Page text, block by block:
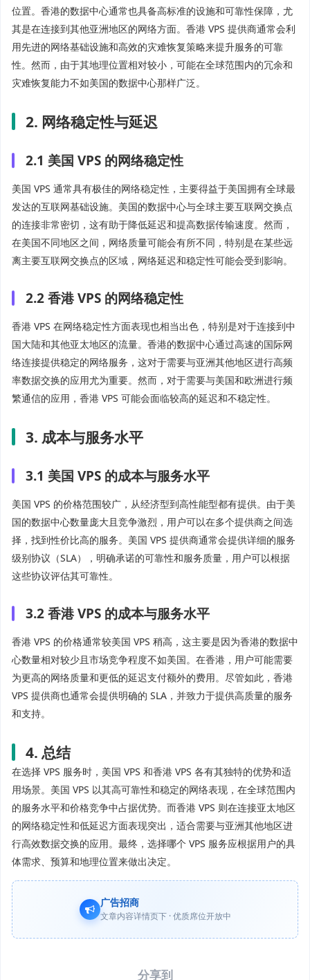
位置。香港的数据中心通常也具备高标准的设施和可靠性保障，尤
其是在连接到其他亚洲地区的网络方面。香港 VPS 提供商通常会利
用先进的网络基础设施和高效的灾难恢复策略来提升服务的可靠
性。然而，由于其地理位置相对较小，可能在全球范围内的冗余和
灾难恢复能力不如美国的数据中心那样广泛。
2. 网络稳定性与延迟
2.1 美国 VPS 的网络稳定性
美国 VPS 通常具有极佳的网络稳定性，主要得益于美国拥有全球最
发达的互联网基础设施。美国的数据中心与全球主要互联网交换点
的连接非常密切，这有助于降低延迟和提高数据传输速度。然而，
在美国不同地区之间，网络质量可能会有所不同，特别是在某些远
离主要互联网交换点的区域，网络延迟和稳定性可能会受到影响。
2.2 香港 VPS 的网络稳定性
香港 VPS 在网络稳定性方面表现也相当出色，特别是对于连接到中
国大陆和其他亚太地区的流量。香港的数据中心通过高速的国际网
络连接提供稳定的网络服务，这对于需要与亚洲其他地区进行高频
率数据交换的应用尤为重要。然而，对于需要与美国和欧洲进行频
繁通信的应用，香港 VPS 可能会面临较高的延迟和不稳定性。
3. 成本与服务水平
3.1 美国 VPS 的成本与服务水平
美国 VPS 的价格范围较广，从经济型到高性能型都有提供。由于美
国的数据中心数量庞大且竞争激烈，用户可以在多个提供商之间选
择，找到性价比高的服务。美国 VPS 提供商通常会提供详细的服务
级别协议（SLA），明确承诺的可靠性和服务质量，用户可以根据
这些协议评估其可靠性。
3.2 香港 VPS 的成本与服务水平
香港 VPS 的价格通常较美国 VPS 稍高，这主要是因为香港的数据中
心数量相对较少且市场竞争程度不如美国。在香港，用户可能需要
为更高的网络质量和更低的延迟支付额外的费用。尽管如此，香港
VPS 提供商也通常会提供明确的 SLA，并致力于提供高质量的服务
和支持。
4. 总结
在选择 VPS 服务时，美国 VPS 和香港 VPS 各有其独特的优势和适
用场景。美国 VPS 以其高可靠性和稳定的网络表现，在全球范围内
的服务水平和价格竞争中占据优势。而香港 VPS 则在连接亚太地区
的网络稳定性和低延迟方面表现突出，适合需要与亚洲其他地区进
行高效数据交换的应用。最终，选择哪个 VPS 服务应根据用户的具
体需求、预算和地理位置来做出决定。
广告招商
文章内容详情页下 · 优质席位开放中
分享到